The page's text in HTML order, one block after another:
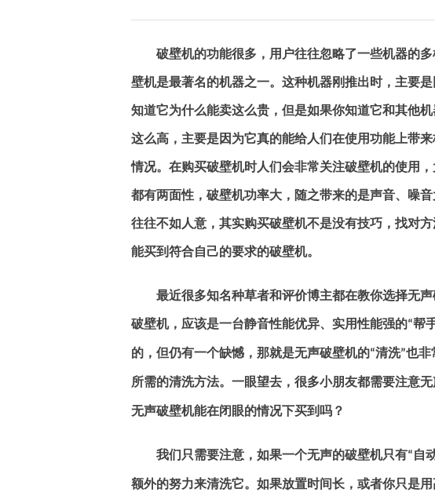
破壁机的功能很多，用户往往忽略了一些机器的
壁机是最著名的机器之一。这种机器刚推出时，主要
知道它为什么能卖这么贵，但是如果你知道它和其他
这么高，主要是因为它真的能给人们在使用功能上带
情况。在购买破壁机时人们会非常关注破壁机的使用
都有两面性，破壁机功率大，随之带来的是声音、噪
往往不如人意，其实购买破壁机不是没有技巧，找对
能买到符合自己的要求的破壁机。
最近很多知名种草者和评价博主都在教你选择无
破壁机，应该是一台静音性能优异、实用性能强的“帮
的，但仍有一个缺憾，那就是无声破壁机的“清洗”也非
所需的清洗方法。一眼望去，很多小朋友都需要注意
无声破壁机能在闭眼的情况下买到吗？
我们只需要注意，如果一个无声的破壁机只有“自
额外的努力来清洗它。如果放置时间长，或者你只是